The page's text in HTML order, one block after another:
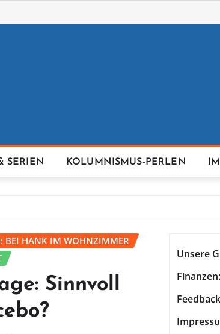
SERIEN KOLUMNISMUS-PERLEN
BEI HANK IM WOHNZIMMER
Sinnvoll
Unsere